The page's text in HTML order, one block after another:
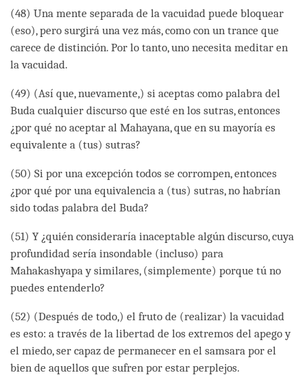
(48) Una mente separada de la vacuidad puede bloquear
(eso), pero surgirá una vez más, como con un trance que
carece de distinción. Por lo tanto, uno necesita meditar en
la vacuidad.
(49) (Así que, nuevamente,) si aceptas como palabra del
Buda cualquier discurso que esté en los sutras, entonces
¿por qué no aceptar al Mahayana, que en su mayoría es
equivalente a (tus) sutras?
(50) Si por una excepción todos se corrompen, entonces
¿por qué por una equivalencia a (tus) sutras, no habrían
sido todas palabra del Buda?
(51) Y ¿quién consideraría inaceptable algún discurso, cuya
profundidad sería insondable (incluso) para
Mahakashyapa y similares, (simplemente) porque tú no
puedes entenderlo?
(52) (Después de todo,) el fruto de (realizar) la vacuidad
es esto: a través de la libertad de los extremos del apego y
el miedo, ser capaz de permanecer en el samsara por el
bien de aquellos que sufren por estar perplejos.